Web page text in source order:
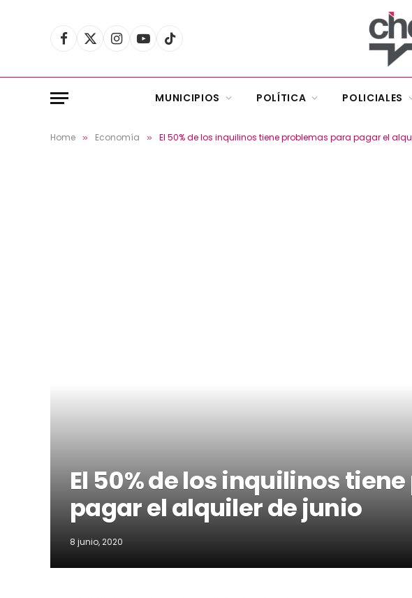
Facebook
X
Instagram
YouTubeTikTok
MUNICIPIOS POLÍTICA POLICIALES
Home » Economía » El 50% de los inquilinos tiene problemas para pagar el
El 50% de los inquilinos
pagar el alquiler de junio
8 junio, 2020